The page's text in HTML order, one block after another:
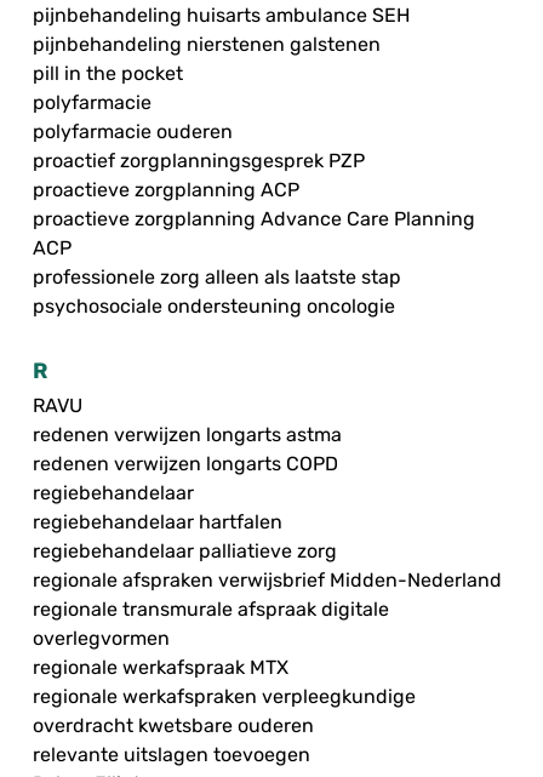
pijnbehandeling huisarts ambulance SEH
pijnbehandeling nierstenen galstenen
pill in the pocket
polyfarmacie
polyfarmacie ouderen
proactief zorgplanningsgesprek PZP
proactieve zorgplanning ACP
proactieve zorgplanning Advance Care Planning
ACP
professionele zorg alleen als laatste stap
psychosociale ondersteuning oncologie
R
RAVU
redenen verwijzen longarts astma
redenen verwijzen longarts COPD
regiebehandelaar
regiebehandelaar hartfalen
regiebehandelaar palliatieve zorg
regionale afspraken verwijsbrief Midden-Nederland
regionale transmurale afspraak digitale
overlegvormen
regionale werkafspraak MTX
regionale werkafspraken verpleegkundige
overdracht kwetsbare ouderen
relevante uitslagen toevoegen